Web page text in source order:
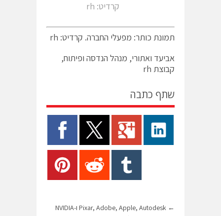
קרדיט: rh
תמונת כותר: מפעלי החברה. קרדיט: rh
אביעד ואתורי, מנהל הנדסה ופיתוח,
קבוצת rh
שתף כתבה
←
Pixar, Adobe, Apple, Autodesk ו-NVIDIA